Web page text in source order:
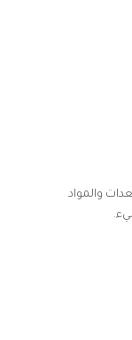
والمواد